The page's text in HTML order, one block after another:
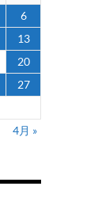
6
13
20
27
4月 »